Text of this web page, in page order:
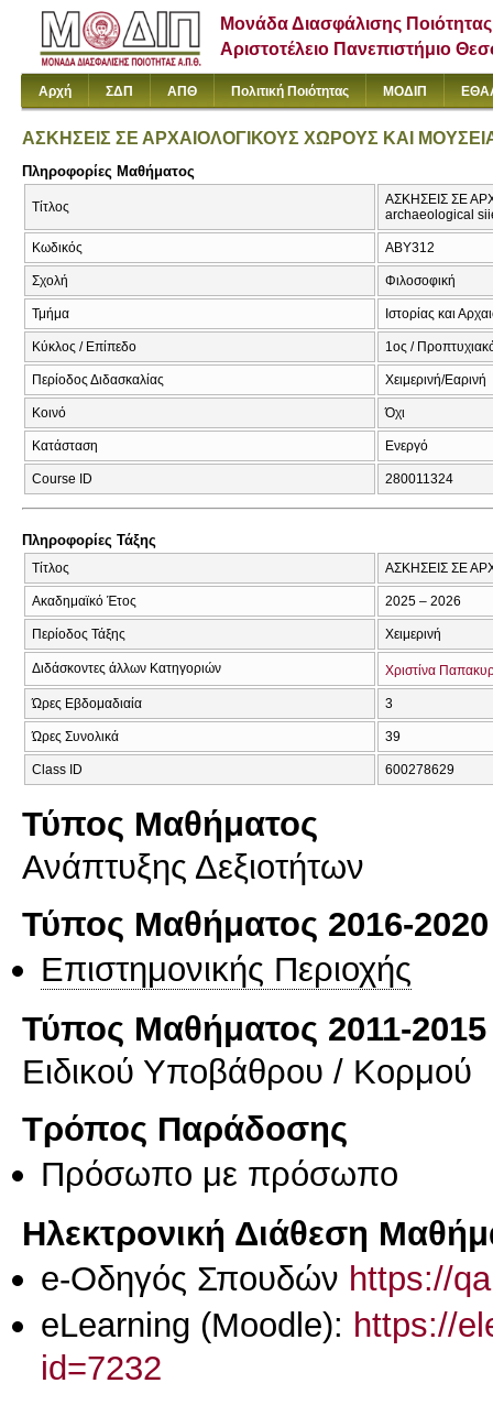
Μονάδα Διασφάλισης Ποιότητας
Αριστοτέλειο Πανεπιστήμιο
Αρχή ΣΔΠ ΑΠΘ Πολιτική Ποιότητας ΜΟΔΙΠ
ΑΣΚΗΣΕΙΣ ΣΕ ΑΡΧΑΙΟΛΟΓΙΚΟΥΣ ΧΩΡΟΥΣ ΚΑΙ
Πληροφορίες Μαθήματος
Τίτλος
ΑΣΚΗΣΕΙΣ ΣΕ
archaeological
Κωδικός ΑΒΥ312
Σχολή Φιλοσοφική
Τμήμα Ιστορίας και
Κύκλος / Επίπεδο 1ος /
Περίοδος Διδασκαλίας Χειμερινή/Εαρινή
Κοινό Όχι
Κατάσταση Ενεργό
Course ID 280011324
Πληροφορίες Τάξης
Τίτλος ΑΣΚΗΣΕΙΣ ΣΕ
Ακαδημαϊκό Έτος 2025 – 2026
Περίοδος Τάξης Χειμερινή
Διδάσκοντες άλλων Κατηγοριών Χριστίνα
Ώρες Εβδομαδιαία 3
Ώρες Συνολικά 39
Class ID 600278629
Τύπος Μαθήματος
Ανάπτυξης Δεξιοτήτων
Τύπος Μαθήματος 2016-2020
Επιστημονικής Περιοχής
Τύπος Μαθήματος 2011-2015
Ειδικού Υποβάθρου / Κορμού
Τρόπος Παράδοσης
Πρόσωπο με πρόσωπο
Ηλεκτρονική Διάθεση
e-Οδηγός Σπουδών https://
eLearning (Moodle): https://
id=7232